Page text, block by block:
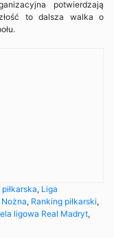
potwierdzają
to dalsza walka o
, Liga
Nożna, Ranking piłkarski,
ligowa Real Madryt,